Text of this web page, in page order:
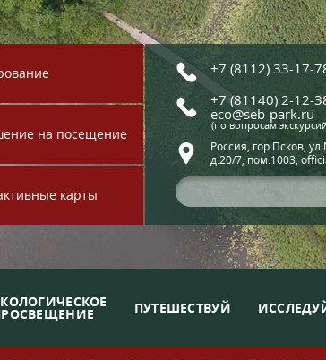
на посещение
карты
+7 (8112) 33-17-
+7 (81140) 2-12-
eco@seb-park.ru
(по вопросам
Россия, гор.Псков,
д.20/7, пом.1003,
ПУТЕШЕСТВУЙ